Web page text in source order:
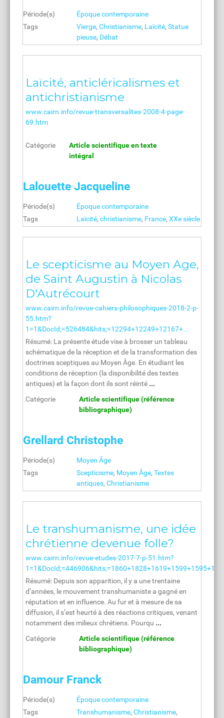
Période(s)
Époque contemporaine
Tags
Vierge, Christianisme, Laïcité, Statue
pieuse, Débat
Laïcité, anticléricalismes et
antichristianisme
www.cairn.info/revue-transversalites-2008-4-page-
69.htm
Catégorie
Article scientifique en texte
intégral
Lalouette Jacqueline
Période(s)
Époque contemporaine
Tags
Laïcité, christianisme, France, XXe siècle
Le scepticisme au Moyen Age,
de Saint Augustin à Nicolas
D'Autrécourt
www.cairn.info/revue-cahiers-philosophiques-2018-2-p-
55.htm?
1=1&DocId;=526484&hits;=12294+12249+12167+...
Résumé: La présente étude vise à brosser un tableau
schématique de la réception et de la transformation des
doctrines sceptiques au Moyen Âge. En étudiant les
conditions de réception (la disponibilité des textes
antiques) et la façon dont ils sont réinté ...
Catégorie
Article scientifique (référence
bibliographique)
Grellard Christophe
Période(s)
Moyen Âge
Tags
Scepticisme, Moyen Âge, Textes
antiques, Christianisme
Le transhumanisme, une idée
chrétienne devenue folle?
www.cairn.info/revue-etudes-2017-7-p-51.htm?
Résumé: Depuis son apparition, il y a une trentaine
d’années, le mouvement transhumaniste a gagné en
réputation et en influence. Au fur et à mesure de sa
diffusion, il s’est heurté à des réactions critiques, venant
notamment des milieux chrétiens. Pourqu ...
Catégorie
Article scientifique (référence
bibliographique)
Damour Franck
Période(s)
Époque contemporaine
Tags
Transhumanisme, Christianisme,